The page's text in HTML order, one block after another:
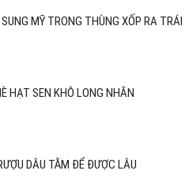
MỸ TRONG THÙNG XỐP RA TRÁI
HẠT SEN KHÔ LONG NHÃN
DÂU TẰM ĐỂ ĐƯỢC LÂU